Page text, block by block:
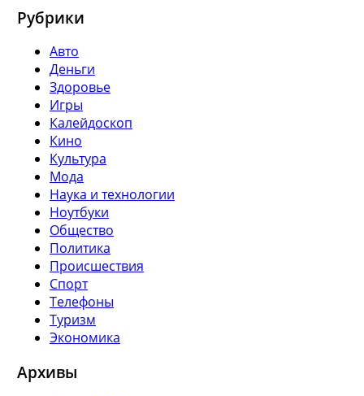
Рубрики
Авто
Деньги
Здоровье
Игры
Калейдоскоп
Кино
Культура
Мода
Наука и технологии
Ноутбуки
Общество
Политика
Происшествия
Спорт
Телефоны
Туризм
Экономика
Архивы